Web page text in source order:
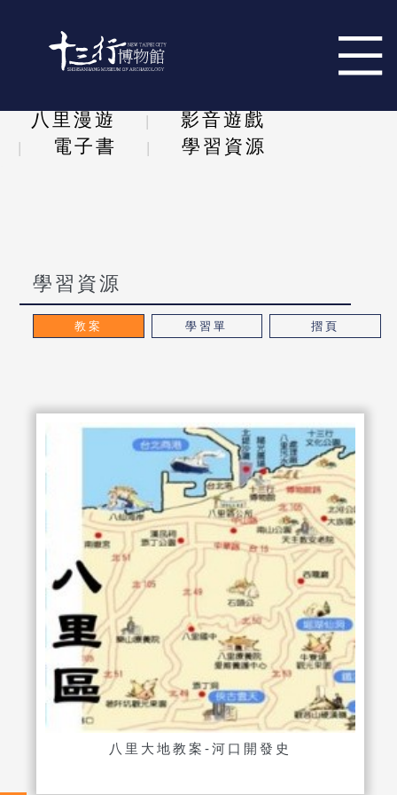
八里漫遊
影音遊戲
電子書
學習資源
學習資源
教案 學習單 摺頁
八里大地教案-河口開發史